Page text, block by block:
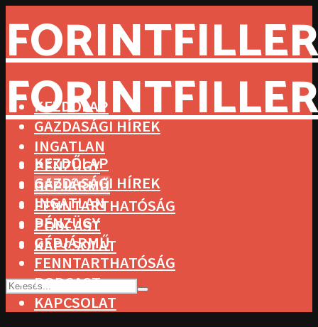
KEZDŐLAP
GAZDASÁGI HÍREK
INGATLAN
PÉNZÜGY
GÉPJÁRMŰ
FENNTARTHATÓSÁG
PODCAST
KAPCSOLAT
KEZDŐLAP
GAZDASÁGI HÍREK
INGATLAN
PÉNZÜGY
GÉPJÁRMŰ
FENNTARTHATÓSÁG
PODCAST
KAPCSOLAT